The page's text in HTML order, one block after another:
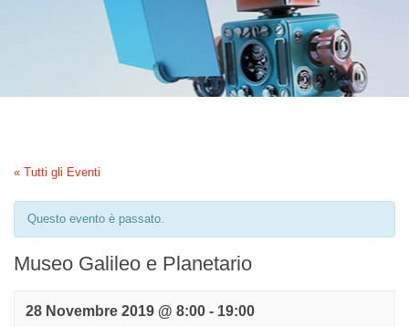
« Tutti gli Eventi
Questo evento è passato.
Museo Galileo e Planetario
28 Novembre 2019 @ 8:00 - 19:00